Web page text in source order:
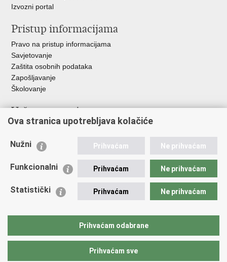
Izvozni portal
Pristup informacijama
Pravo na pristup informacijama
Savjetovanje
Zaštita osobnih podataka
Zapošljavanje
Školovanje
Važne poveznice
Ministarstvo unutarnjih poslova
Udruge
Policijska akademija
Zaklada policijske solidarnosti
Vučetić"
Ova stranica upotrebljava kolačiće
Nužni Prihvaćam Ne prihvaćam
Funkcionalni Prihvaćam Ne prihvaćam
Statistički Prihvaćam Ne prihvaćam
Prihvaćam odabrane
Prihvaćam sve